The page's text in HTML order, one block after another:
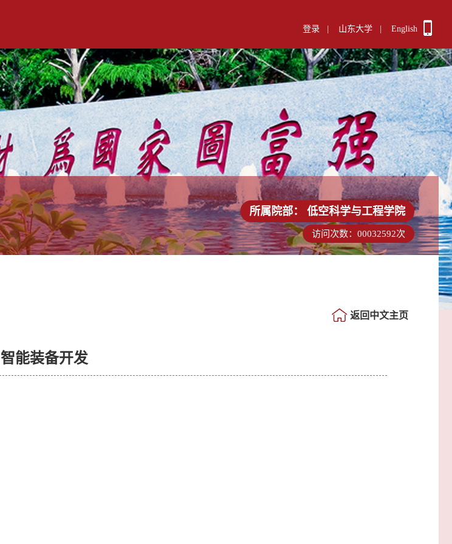
登录 山东大学 English
所属院部： 低空科学与工程学院
访问次数： 00032592次
返回中文主页
智能装备开发